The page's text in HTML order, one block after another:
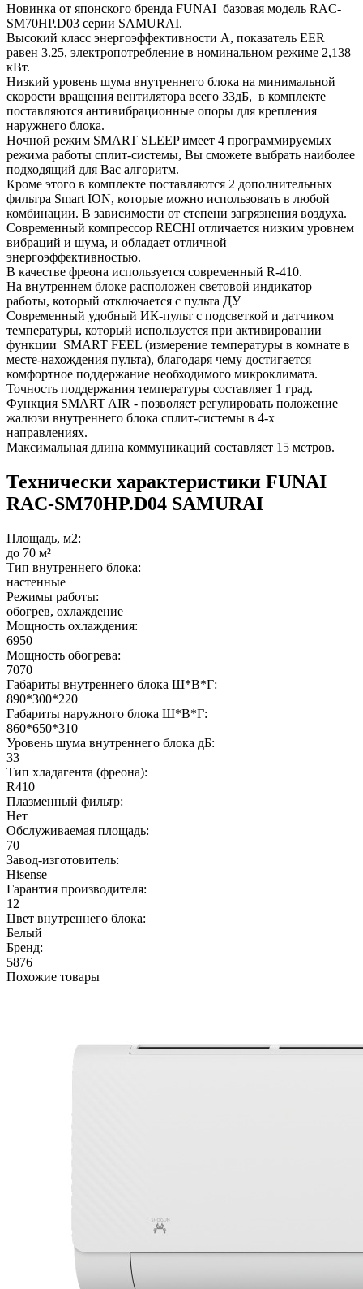
Новинка от японского бренда FUNAI базовая модель RAC-
SM70HP.D03 серии SAMURAI.
Высокий класс энергоэффективности А, показатель EER
равен 3.25, электропотребление в номинальном режиме 2,138
кВт.
Низкий уровень шума внутреннего блока на минимальной
скорости вращения вентилятора всего 33дБ, в комплекте
поставляются антивибрационные опоры для крепления
наружнего блока.
Ночной режим SMART SLEEP имеет 4 программируемых
режима работы сплит-системы, Вы сможете выбрать наиболее
подходящий для Вас алгоритм.
Кроме этого в комплекте поставляются 2 дополнительных
фильтра Smart ION, которые можно использовать в любой
комбинации. В зависимости от степени загрязнения воздуха.
Современный компрессор RECHI отличается низким уровнем
вибраций и шума, и обладает отличной
энергоэффективностью.
В качестве фреона используется современный R-410.
На внутреннем блоке расположен световой индикатор
работы, который отключается с пульта ДУ
Современный удобный ИК-пульт с подсветкой и датчиком
температуры, который используется при активировании
функции SMART FEEL (измерение температуры в комнате в
месте-нахождения пульта), благодаря чему достигается
комфортное поддержание необходимого микроклимата.
Точность поддержания температуры составляет 1 град.
Функция SMART AIR - позволяет регулировать положение
жалюзи внутреннего блока сплит-системы в 4-х
направлениях.
Максимальная длина коммуникаций составляет 15 метров.
Технически характеристики FUNAI
RAC-SM70HP.D04 SAMURAI
Площадь, м2:
до 70 м²
Тип внутреннего блока:
настенные
Режимы работы:
обогрев, охлаждение
Мощность охлаждения:
6950
Мощность обогрева:
7070
Габариты внутреннего блока Ш*В*Г:
890*300*220
Габариты наружного блока Ш*В*Г:
860*650*310
Уровень шума внутреннего блока дБ:
33
Тип хладагента (фреона):
R410
Плазменный фильтр:
Нет
Обслуживаемая площадь:
70
Завод-изготовитель:
Hisense
Гарантия производителя:
12
Цвет внутреннего блока:
Белый
Бренд:
5876
Похожие товары